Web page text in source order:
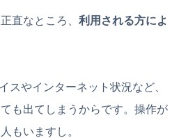
直なところ、 利用される方によ
スやインターネット状況など、
も出てしまうからです。操作が
もいますし。